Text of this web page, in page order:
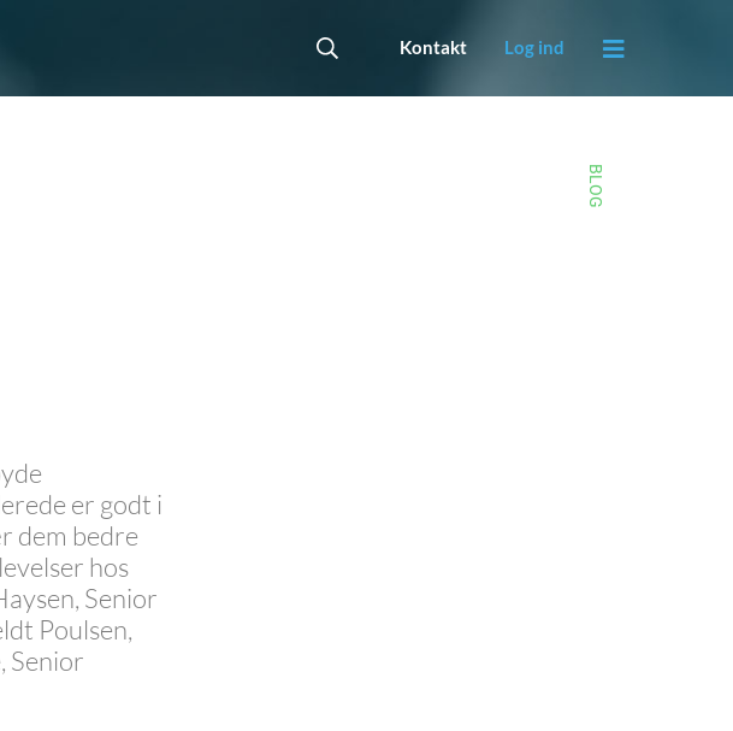
Kontakt Log ind
BLOG
er godt i
dem bedre
hos
Senior
Poulsen,
Senior